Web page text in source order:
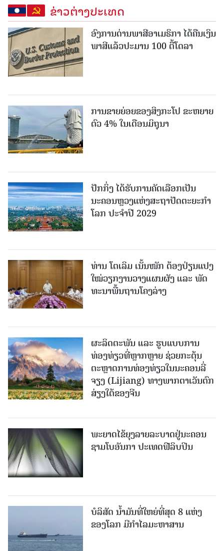
ຂ່າວຕ່າງປະເທດ
ອົງການດ່ານພາສີອາເມຣິກາ ໄດ້ຄືນເງິນ
ພາສີແລ້ວປະມານ 100 ຕື້ໂດລາ
ການຂາຍຍ່ອຍຂອງສິງກະໂປ ຂະຫຍາຍ
ຕົວ 4% ໃນເດືອນມິຖຸນາ
ປັກກິ່ງ ໄດ້ຮັບການຄັດເລືອກເປັນ
ນະຄອນຫຼວງແຫ່ງສະຖາປັດຕະຍະກຳ
ໂລກ ປະຈຳປີ 2029
ທ່ານ ໂຕ​ເລິມ ເນັ້ນໜັກ ຕ້ອງ​ປ່ຽນ​ແປງ​
ໃໝ່​ວຽກ​ງານ​ວາງ​ແຜນ​ຜັງ ແລະ ​ພັດ​
ທະ​ນາ​ພື້ນ​ຖານ​ໂຄງ​ລ່າງ
ຜະລິດຕະພັນ ແລະ ຮູບແບບການ
ທ່ອງທ່ຽວທີ່ຫຼາກຫຼາຍ ຊ່ວຍກະຕຸ້ນ
ຕະຫຼາດການທ່ອງທ່ຽວໃນນະຄອນລີ່
ຈຽງ (Lijiang) ທາງພາກຕາເວັນຕົກ
ສ່ຽງໃຕ້ຂອງຈີນ
ພະຍາດໄຂ້ຍຸງລາຍລະບາດຢູ່ນະຄອນ
ຊາມໂບ​ອັນກາ ປະເທດຟີລິບປິນ
ບໍລິສັດ ນ້ຳມັນທີ່ໃຫຍ່ທີ່ສຸດ 8 ແຫ່ງ
ຂອງໂລກ ມີກຳໄລມະຫາສານ